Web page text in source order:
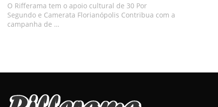
O Rifferama tem o apoio cultural de 30 Por
Segundo e Camerata Florianópolis Contribua com a
campanha de …